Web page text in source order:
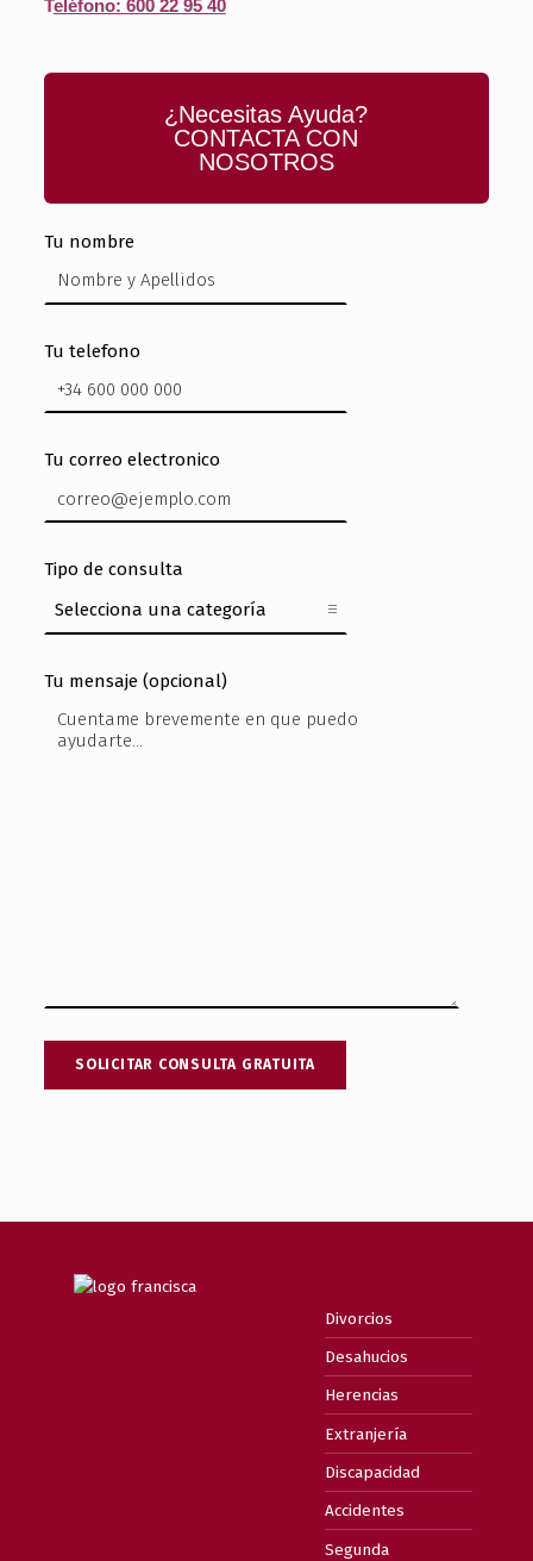
Teléfono: 600 22 95 40
¿Necesitas Ayuda?
CONTACTA CON
NOSOTROS
Tu nombre
Tu telefono
Tu correo electronico
Tipo de consulta
Tu mensaje (opcional)
Divorcios
Desahucios
Herencias
Extranjería
Discapacidad
Accidentes
Segunda